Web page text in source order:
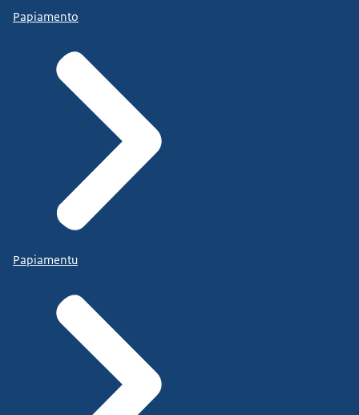
Papiamento
Papiamentu